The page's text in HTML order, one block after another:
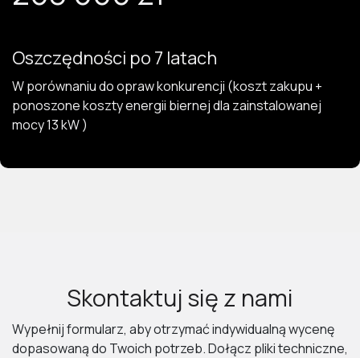
Oszczędności po 7 latach
W porównaniu do opraw konkurencji (koszt zakupu +
ponoszone koszty energii biernej dla zainstalowanej
mocy 13 kW )
Skontaktuj się z nami
Wypełnij formularz, aby otrzymać indywidualną wycenę
dopasowaną do Twoich potrzeb. Dołącz pliki techniczne,